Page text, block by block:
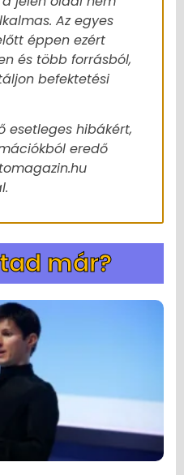
Az egyes
éppen ezért
és több forrásból,
befektetési
esetleges hibákért,
eredő
már?